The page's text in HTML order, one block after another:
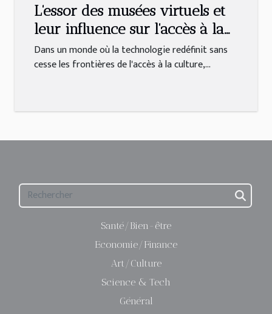
L'essor des musées virtuels et
leur influence sur l'accès à la
culture
Dans un monde où la technologie redéfinit sans
cesse les frontières de l'accès à la culture,...
Santé/Bien-être
Economie/Finance
Art/Culture
Science & Tech
Général